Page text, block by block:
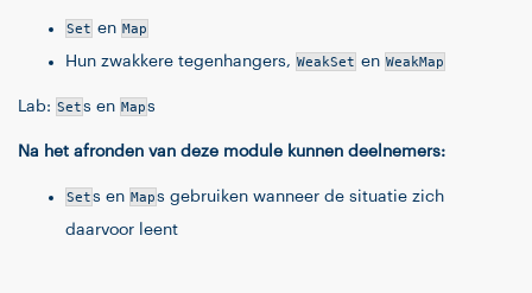
Set en Map
Hun zwakkere tegenhangers, WeakSet en WeakMap
Lab: Sets en Maps
Na het afronden van deze module kunnen deelnemers:
Sets en Maps gebruiken wanneer de situatie zich
daarvoor leent